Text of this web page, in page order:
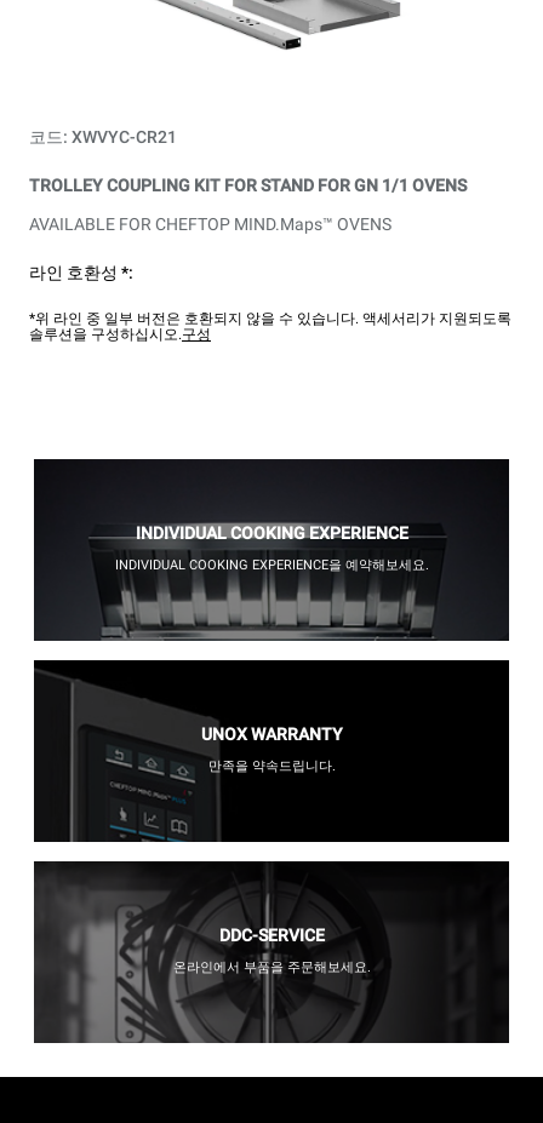
코드: XWVYC-CR21
TROLLEY COUPLING KIT FOR STAND FOR GN 1/1 OVENS
AVAILABLE FOR CHEFTOP MIND.Maps™ OVENS
라인 호환성 *:
*위 라인 중 일부 버전은 호환되지 않을 수 있습니다. 액세서리가 지원되도록
솔루션을 구성하십시오.구성
INDIVIDUAL COOKING EXPERIENCE
INDIVIDUAL COOKING EXPERIENCE을 예약해보세요.
UNOX WARRANTY
만족을 약속드립니다.
DDC-SERVICE
온라인에서 부품을 주문해보세요.